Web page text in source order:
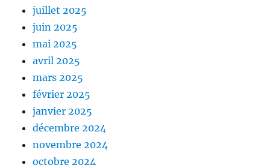
juillet 2025
juin 2025
mai 2025
avril 2025
mars 2025
février 2025
janvier 2025
décembre 2024
novembre 2024
octobre 2024